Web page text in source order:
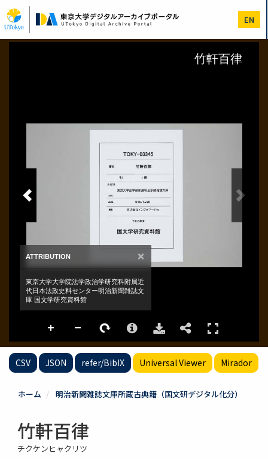
イ
ン
コ
EN
CSV JSON refer/BibIX Universal Viewer Mirador
ホーム 明治新聞雑誌文庫所蔵古典籍（国文研デジタル化分）
竹軒百律
チクケンヒャクリツ